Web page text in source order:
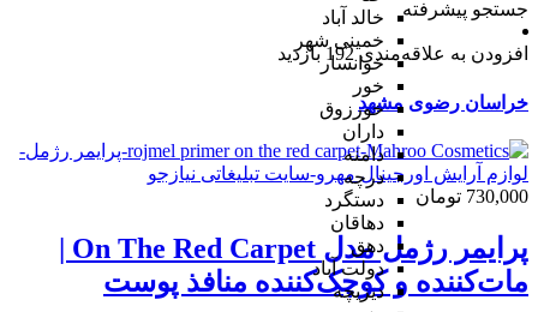
خالد آباد
خمینی شهر
خوانسار
خور
خورزوق
داران
دامنه
درچه
دستگرد
دهاقان
دهق
دولت آباد
دیزیچه
جستجو پیشرفته
افزودن به علاقه‌مندی 192 بازدید
خراسان رضوی مشهد
730,000 تومان
پرایمر رژمل مدل On The Red Carpet |
مات‌کننده و کوچک‌کننده منافذ پوست